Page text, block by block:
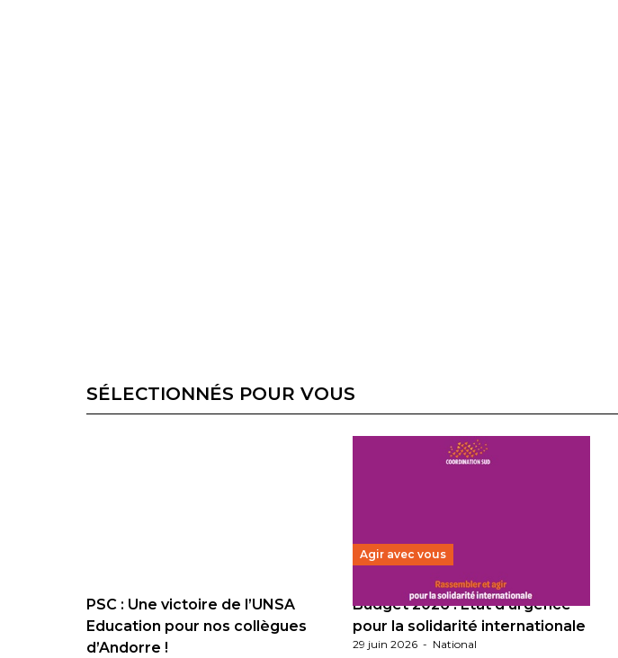
SÉLECTIONNÉS POUR VOUS
PSC : Une victoire de l’UNSA
Education pour nos collègues
d’Andorre !
Agir avec vous
Budget 2026 : État d’urgence
pour la solidarité internationale
29 juin 2026 - National